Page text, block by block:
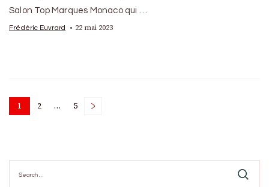
Salon Top Marques Monaco qui …
Frédéric Euvrard 22 mai 2023
Posts
Page
1 Page
2 … Page
5
for: